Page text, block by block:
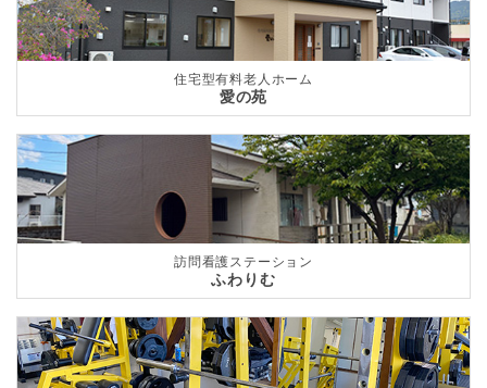
住宅型有料老人ホーム
愛の苑
訪問看護ステーション
ふわりむ